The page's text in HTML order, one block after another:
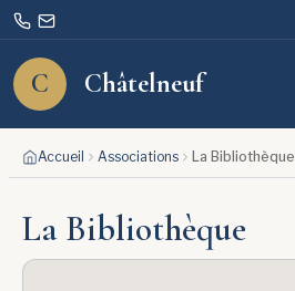
Aller
au
C Châtelneuf
Rechercher
Accueil Associations La Bibliothèque
La Bibliothèque